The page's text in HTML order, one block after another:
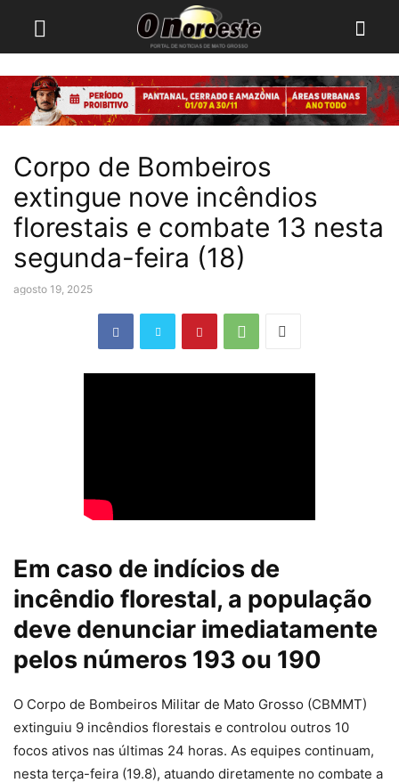
Corpo de Bombeiros
extingue nove incêndios
florestais e combate 13 nesta
segunda-feira (18)
agosto 19, 2025
Em caso de indícios de
incêndio florestal, a população
deve denunciar imediatamente
pelos números 193 ou 190
O Corpo de Bombeiros Militar de Mato Grosso (CBMMT)
extinguiu 9 incêndios florestais e controlou outros 10
focos ativos nas últimas 24 horas. As equipes continuam,
nesta terça-feira (19.8), atuando diretamente no combate a